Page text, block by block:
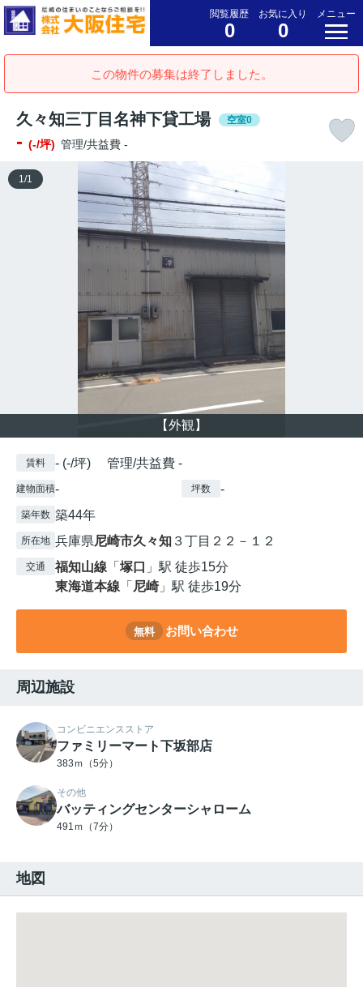
閲覧履歴
0
お気に入り
0
メニュー
この物件の募集は終了しました。
久々知三丁目名神下貸工場 空室0
- (-/坪) 管理/共益費 -
【外観】
1/1
賃料 - (-/坪) 管理/共益費 -
建物面積- 坪数 -
築年数 築44年
所在地 兵庫県尼崎市久々知 ３丁目２２－１２
交通 福知山線 「 塚口 」駅 徒歩15分
東海道本線 「 尼崎」駅 徒歩19分
無料 お問い合わせ
周辺施設
コンビニエンスストア
ファミリーマート下坂部店
383ｍ（5分）
その他
バッティングセンターシャローム
491ｍ（7分）
地図